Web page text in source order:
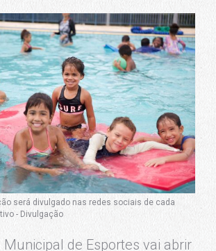
será divulgado nas redes sociais de cada
- Divulgação
Municipal de Esportes vai abrir